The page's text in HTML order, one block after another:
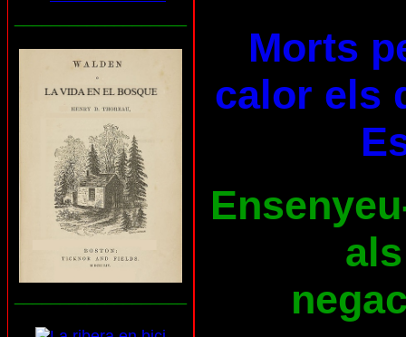
Morts
calor els